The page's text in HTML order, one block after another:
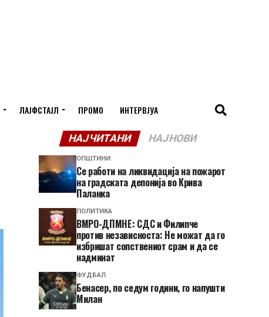
ЛАЈФСТАЈЛ ПРОМО ИНТЕРВЈУА
НАЈЧИТАНИ НАЈНОВИ
ОПШТИНИ
Се работи на ликвидација на пожарот
на градската депонија во Крива
Паланка
ПОЛИТИКА
ВМРО-ДПМНЕ: СДС и Филипче
против независноста: Не можат да го
избришат сопствениот срам и да се
надминат
ФУДБАЛ
Бенасер, по седум години, го напушти
Милан